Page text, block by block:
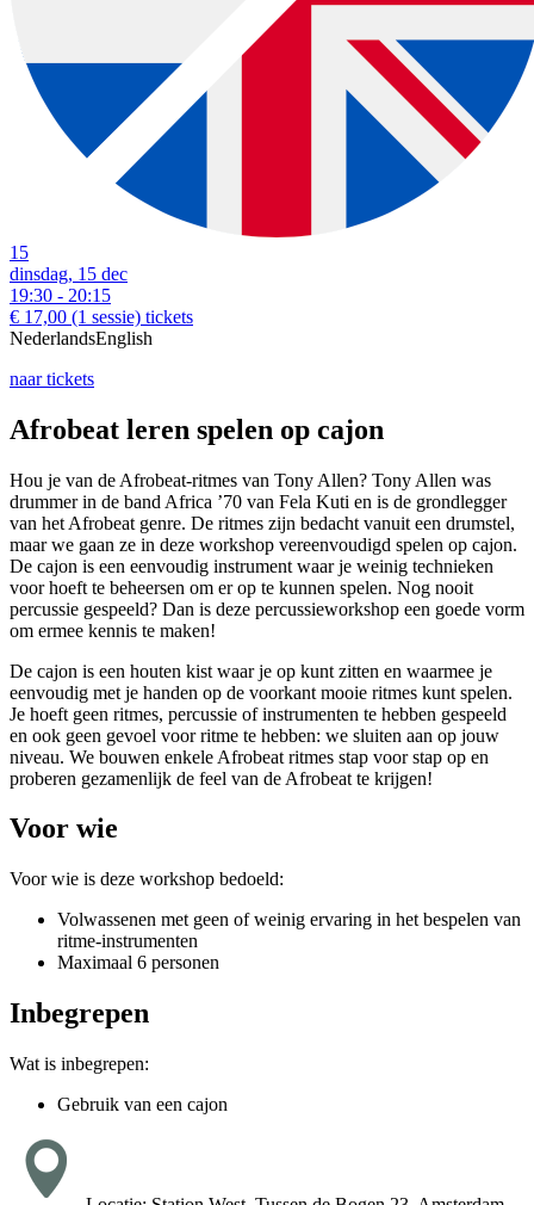
15
dinsdag, 15 dec
19:30 - 20:15
€ 17,00 (1 sessie) tickets
NederlandsEnglish
naar tickets
Afrobeat leren spelen op cajon
Hou je van de Afrobeat-ritmes van Tony Allen? Tony Allen was
drummer in de band Africa ’70 van Fela Kuti en is de grondlegger
van het Afrobeat genre. De ritmes zijn bedacht vanuit een drumstel,
maar we gaan ze in deze workshop vereenvoudigd spelen op cajon.
De cajon is een eenvoudig instrument waar je weinig technieken
voor hoeft te beheersen om er op te kunnen spelen. Nog nooit
percussie gespeeld? Dan is deze percussieworkshop een goede vorm
om ermee kennis te maken!
De cajon is een houten kist waar je op kunt zitten en waarmee je
eenvoudig met je handen op de voorkant mooie ritmes kunt spelen.
Je hoeft geen ritmes, percussie of instrumenten te hebben gespeeld
en ook geen gevoel voor ritme te hebben: we sluiten aan op jouw
niveau. We bouwen enkele Afrobeat ritmes stap voor stap op en
proberen gezamenlijk de feel van de Afrobeat te krijgen!
Voor wie
Voor wie is deze workshop bedoeld:
Volwassenen met geen of weinig ervaring in het bespelen van
ritme-instrumenten
Maximaal 6 personen
Inbegrepen
Wat is inbegrepen:
Gebruik van een cajon